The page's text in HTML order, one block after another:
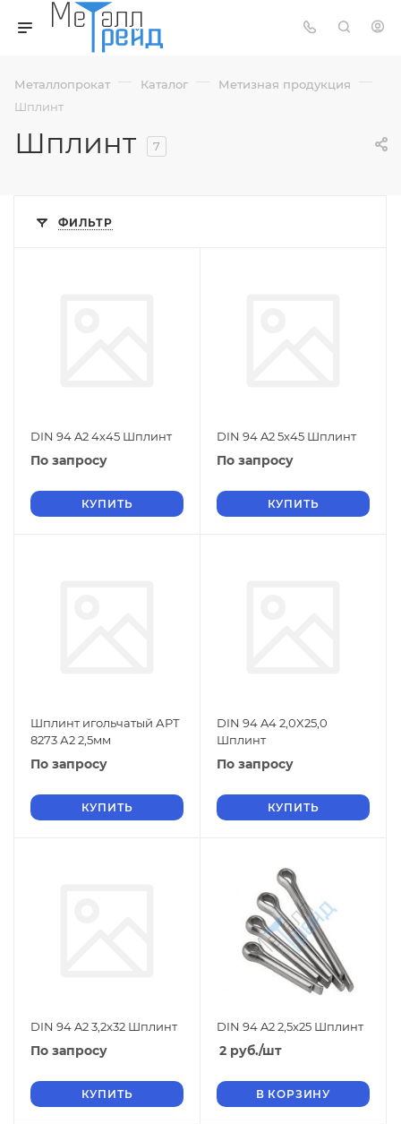
Металлопрокат — Каталог — Метизная продукция —
Шплинт
Шплинт 7
ФИЛЬТР
DIN 94 A2 4х45 Шплинт
По запросу
КУПИТЬ
DIN 94 A2 5х45 Шплинт
По запросу
КУПИТЬ
Шплинт игольчатый АРТ
8273 А2 2,5мм
По запросу
КУПИТЬ
DIN 94 A4 2,0X25,0
Шплинт
По запросу
КУПИТЬ
DIN 94 A2 3,2х32 Шплинт
По запросу
КУПИТЬ
DIN 94 A2 2,5х25 Шплинт
2 руб./шт
В КОРЗИНУ